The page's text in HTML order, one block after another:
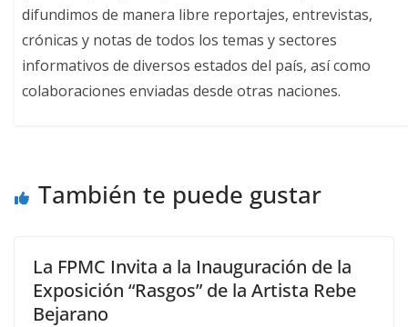
difundimos de manera libre reportajes, entrevistas,
crónicas y notas de todos los temas y sectores
informativos de diversos estados del país, así como
colaboraciones enviadas desde otras naciones.
También te puede gustar
La FPMC Invita a la Inauguración de la
Exposición “Rasgos” de la Artista Rebe
Bejarano